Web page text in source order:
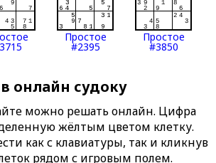
Простое
#2395
Простое
#3850
онлайн судоку
можно решать онлайн. Цифра
жёлтым цветом клетку.
как с клавиатуры, так и кликнув
рядом с игровым полем.